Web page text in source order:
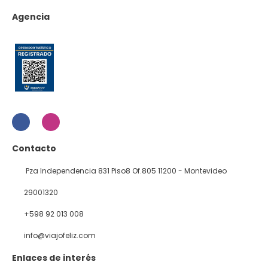
Agencia
Contacto
Pza Independencia 831 Piso8 Of.805 11200 - Montevideo
29001320
+598 92 013 008
info@viajofeliz.com
Enlaces de interés